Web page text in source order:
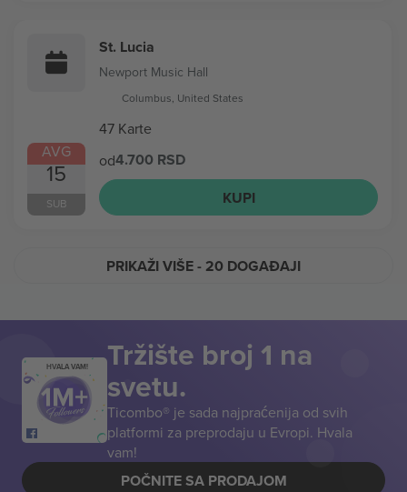
AVG
15
SUB
St. Lucia
Newport Music Hall
Columbus, United States
47 Karte
od4.700 RSD
KUPI
PRIKAŽI VIŠE- 20 DOGAĐAJI
HVALA VAM! Tržište broj 1 na
svetu.
Ticombo® je sada najpraćenija od svih
platformi za preprodaju u Evropi. Hvala
vam!
POČNITE SA PRODAJOM